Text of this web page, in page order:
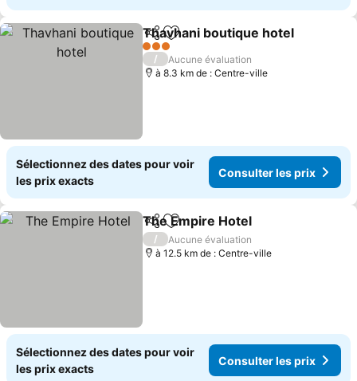
PartagerAjouter à mes favoris
Thavhani boutique hotel
3 Étoiles
/
Aucune évaluation
à 8.3 km de : Centre-ville
Sélectionnez des dates pour voir
les prix exacts
Consulter les prix
PartagerAjouter à mes favoris
The Empire Hotel
/
Aucune évaluation
à 12.5 km de : Centre-ville
Sélectionnez des dates pour voir
les prix exacts
Consulter les prix